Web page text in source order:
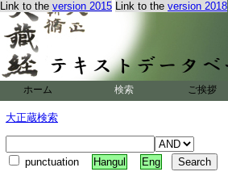
Link to the version 2015 Link to the version 2018
ホーム 検索 ご挨拶
大正蔵検索
punctuation Hangul Eng